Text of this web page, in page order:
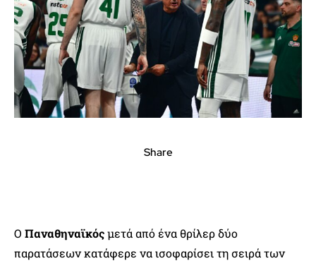
Share
Ο Παναθηναϊκόςμετά από ένα θρίλερ δύο
παρατάσεων κατάφερε να ισοφαρίσει τη σειρά των